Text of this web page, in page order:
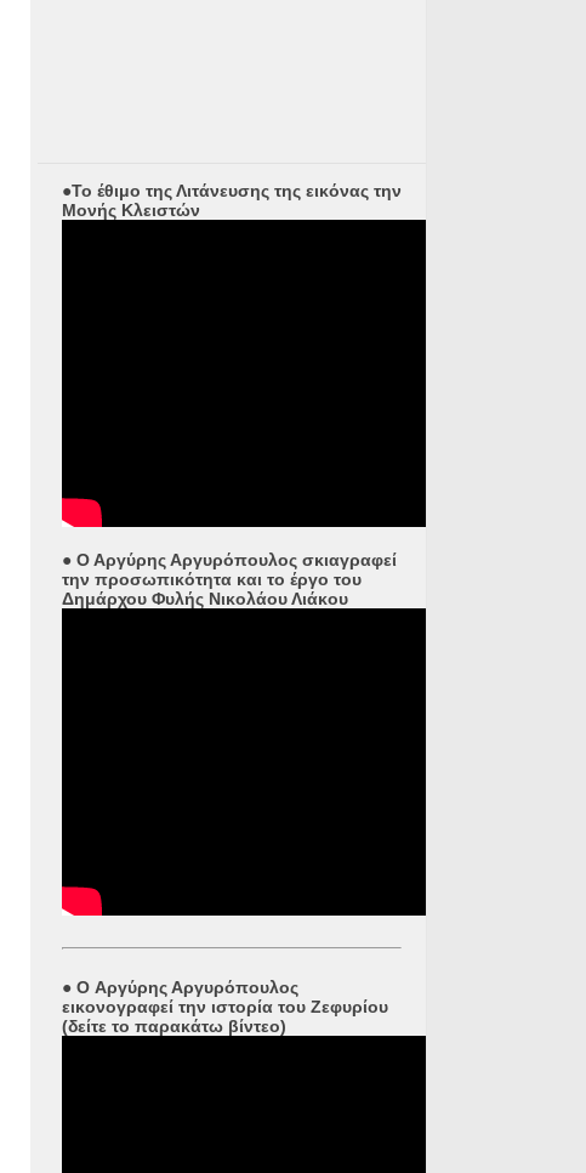
●Το έθιμο της Λιτάνευσης της εικόνας την
Μονής Κλειστών
● Ο Αργύρης Αργυρόπουλος σκιαγραφεί
την προσωπικότητα και το έργο του
Δημάρχου Φυλής Νικολάου Λιάκου
● O Αργύρης Αργυρόπουλος
εικονογραφεί την ιστορία του Ζεφυρίου
(δείτε το παρακάτω βίντεο)